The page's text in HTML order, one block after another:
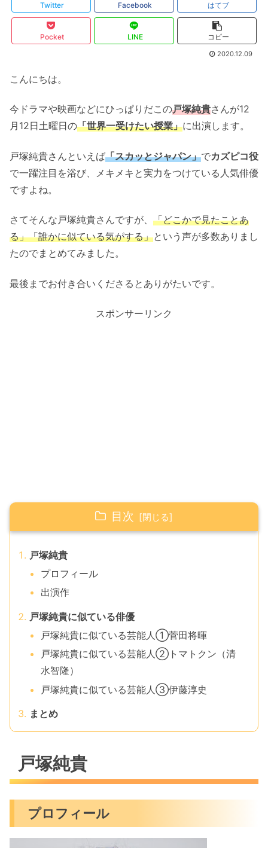
Twitter Facebook はてブ
Pocket LINE コピー
2020.12.09
こんにちは。
今ドラマや映画などにひっぱりだこの戸塚純貴さんが12
月12日土曜日の「世界一受けたい授業」に出演します。
戸塚純貴さんといえば「スカッとジャパン」でカズピコ役
で一躍注目を浴び、メキメキと実力をつけている人気俳優
ですよね。
さてそんな戸塚純貴さんですが、 「どこかで見たことあ
る」「誰かに似ている気がする」という声が多数ありまし
たのでまとめてみました。
最後までお付き合いくださるとありがたいです。
スポンサーリンク
目次
戸塚純貴
プロフィール
出演作
戸塚純貴に似ている俳優
戸塚純貴に似ている芸能人①菅田将暉
戸塚純貴に似ている芸能人②トマトクン（清
水智隆）
戸塚純貴に似ている芸能人③伊藤淳史
まとめ
戸塚純貴
プロフィール